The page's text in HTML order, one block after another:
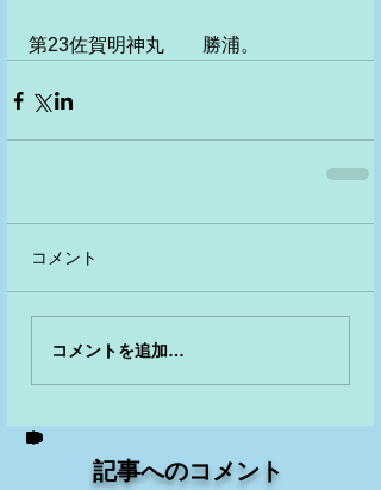
第23佐賀明神丸　　勝浦。
コメント
コメントを追加…
記事へのコメント